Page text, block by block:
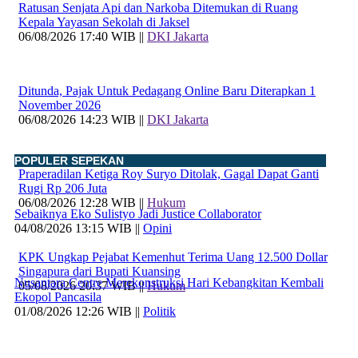
Ratusan Senjata Api dan Narkoba Ditemukan di Ruang
Kepala Yayasan Sekolah di Jaksel
06/08/2026 17:40 WIB || DKI Jakarta
Ditunda, Pajak Untuk Pedagang Online Baru Diterapkan 1
November 2026
06/08/2026 14:23 WIB || DKI Jakarta
Praperadilan Ketiga Roy Suryo Ditolak, Gagal Dapat Ganti
Rugi Rp 206 Juta
06/08/2026 12:28 WIB || Hukum
KPK Ungkap Pejabat Kemenhut Terima Uang 12.500 Dollar
Singapura dari Bupati Kuansing
05/08/2026 20:37 WIB ||Hukum
POPULER SEPEKAN
Sebaiknya Eko Sulistyo Jadi Justice Collaborator
04/08/2026 13:15 WIB || Opini
Nusantara Centre Merekonstruksi Hari Kebangkitan Kembali
Ekopol Pancasila
01/08/2026 12:26 WIB || Politik